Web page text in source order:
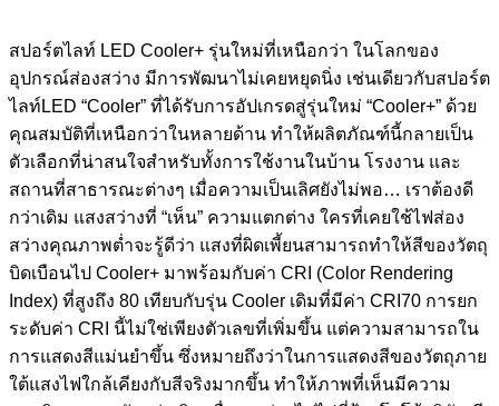
สปอร์ตไลท์ LED Cooler+ รุ่นใหม่ที่เหนือกว่า ในโลกของ
อุปกรณ์ส่องสว่าง มีการพัฒนาไม่เคยหยุดนิ่ง เช่นเดียวกับสปอร์ต
ไลท์LED “Cooler” ที่ได้รับการอัปเกรดสู่รุ่นใหม่ “Cooler+” ด้วย
คุณสมบัติที่เหนือกว่าในหลายด้าน ทำให้ผลิตภัณฑ์นี้กลายเป็น
ตัวเลือกที่น่าสนใจสำหรับทั้งการใช้งานในบ้าน โรงงาน และ
สถานที่สาธารณะต่างๆ เมื่อความเป็นเลิศยังไม่พอ… เราต้องดี
กว่าเดิม แสงสว่างที่ “เห็น” ความแตกต่าง ใครที่เคยใช้ไฟส่อง
สว่างคุณภาพต่ำจะรู้ดีว่า แสงที่ผิดเพี้ยนสามารถทำให้สีของวัตถุ
บิดเบือนไป Cooler+ มาพร้อมกับค่า CRI (Color Rendering
Index) ที่สูงถึง 80 เทียบกับรุ่น Cooler เดิมที่มีค่า CRI70 การยก
ระดับค่า CRI นี้ไม่ใช่เพียงตัวเลขที่เพิ่มขึ้น แต่ความสามารถใน
การแสดงสีแม่นยำขึ้น ซึ่งหมายถึงว่าในการแสดงสีของวัตถุภาย
ใต้แสงไฟใกล้เคียงกับสีจริงมากขึ้น ทำให้ภาพที่เห็นมีความ